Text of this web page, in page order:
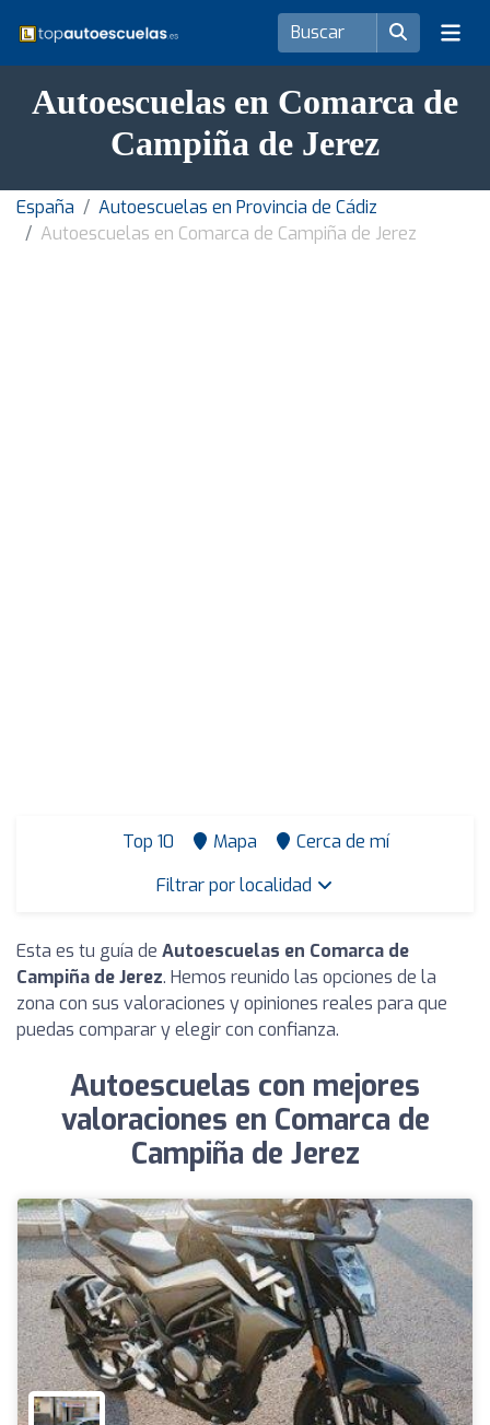
Autoescuelas en Comarca de
Campiña de Jerez
España
Autoescuelas en Provincia de Cádiz
Autoescuelas en Comarca de Campiña de Jerez
Top 10 Mapa
Cerca de mí
Filtrar por localidad
Esta es tu guía de Autoescuelas en Comarca de
Campiña de Jerez. Hemos reunido las opciones de la
zona con sus valoraciones y opiniones reales para que
puedas comparar y elegir con confianza.
Autoescuelas con mejores
valoraciones en Comarca de
Campiña de Jerez